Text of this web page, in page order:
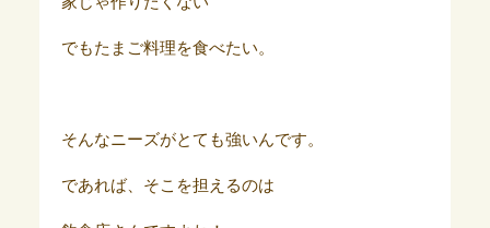
でもたまご料理を食べたい。
そんなニーズがとても強いんです。
であれば、そこを担えるのは